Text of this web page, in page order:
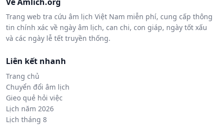
Trang web tra cứu âm lịch Việt Nam miễn phí, cung cấp thông
tin chính xác về ngày âm lịch, can chi, con giáp, ngày tốt xấu
và các ngày lễ tết truyền thống.
Liên kết nhanh
Trang chủ
Chuyển đổi âm lịch
Gieo quẻ hỏi việc
Lịch năm 2026
Lịch tháng 8